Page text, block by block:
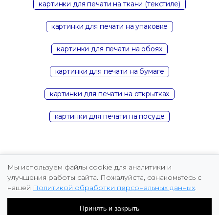
картинки для печати на ткани (текстиле)
картинки для печати на упаковке
картинки для печати на обоях
картинки для печати на бумаге
картинки для печати на открытках
картинки для печати на посуде
Copyright © 2026 Marina Fomicheva
Мы используем файлы cookie для аналитики и
улучшения работы сайта. Пожалуйста, ознакомьтесь с
нашей Политикой обработки персональных данных.
Принять и закрыть